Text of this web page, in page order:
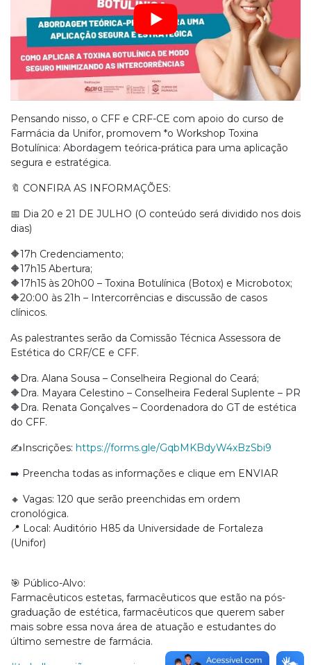
Pensando nisso, o CFF e CRF-CE com apoio do curso de
Farmácia da Unifor, promovem *o Workshop Toxina
Botulínica: Abordagem teórica-prática para uma aplicação
segura e estratégica.
🔖 CONFIRA AS INFORMAÇÕES:
📅 Dia 20 e 21 DE JULHO (O conteúdo será dividido nos dois
dias)
🔶17h Credenciamento;
🔶17h15 Abertura;
🔶17h15 às 20h00 – Toxina Botulínica (Botox) e Microbotox;
🔶20:00 às 21h – Intercorrências e discussão de casos
clínicos.
As palestrantes serão da Comissão Técnica Assessora de
Estética do CRF/CE e CFF.
🔶Dra. Alana Sousa – Conselheira Regional do Ceará;
🔶Dra. Mayara Celestino – Conselheira Federal Suplente – PR
🔶Dra. Renata Gonçalves – Coordenadora do GT de estética
do CFF.
✍️Inscrições: https://forms.gle/GqbMKBdyW4xBzSbi9
➡️ Preencha todas as informações e clique em ENVIAR
🔸 Vagas: 120 que serão preenchidas em ordem
cronológica.
📍 Local: Auditório H85 da Universidade de Fortaleza
(Unifor)
🎯 Público-Alvo:
Farmacêuticos estetas, farmacêuticos que estão na pós-
graduação de estética, farmacêuticos que querem saber
mais sobre essa nova área de atuação e estudantes do
último semestre de farmácia.